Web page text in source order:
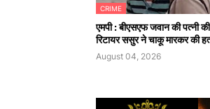
CRIME
एमपी : बीएसएफ जवान की पत्नी
रिटायर ससुर ने चाकू मारकर की
August 04, 2026